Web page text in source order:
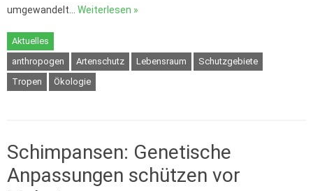
umgewandelt… Weiterlesen »
Aktuelles
anthropogen
Artenschutz Lebensraum
Schutzgebiete
Tropen
Ökologie
Schimpansen: Genetische
Anpassungen schützen vor